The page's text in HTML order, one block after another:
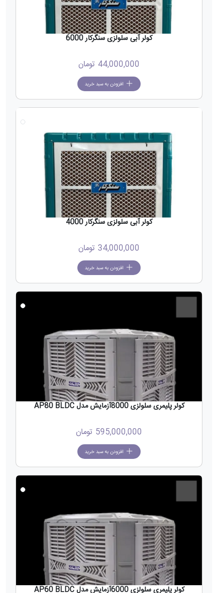
کولر آبی سلولزی سنگرکار 6000
44,000,000 تومان
افزودن به سبد خرید
کولر آبی سلولزی سنگرکار 4000
34,000,000 تومان
افزودن به سبد خرید
کولر پلیمری سلولزی 8000آزمایش مدل AP80 BLDC
595,000,000 تومان
افزودن به سبد خرید
کولر پلیمری سلولزی 6000آزمایش مدل AP60 BLDC